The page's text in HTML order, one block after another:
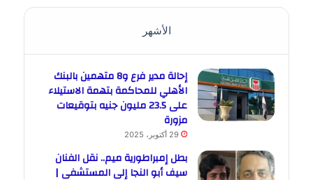
الأشهر
إحالة مدير فرع و8 متهمين بالبنك
الأهلي للمحاكمة بتهمة الاستيلاء
على 23.5 مليون جنيه بتوقيعات
مزورة
29 أكتوبر، 2025
بطل إمبراطورية ميم.. نقل الفنان
سيف أبو النجا إلى المستشفى |